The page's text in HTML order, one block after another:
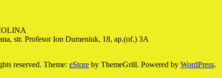
str. Profesor Ion Dumeniuk, 18, ap.(of.) 3A
reserved. Theme: eStore by ThemeGrill. Powered by WordPress.